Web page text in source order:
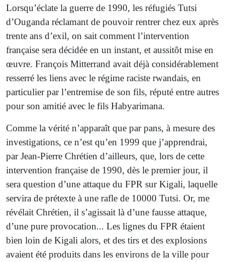
Lorsqu’éclate la guerre de 1990, les réfugiés Tutsi
d’Ouganda réclamant de pouvoir rentrer chez eux après
trente ans d’exil, on sait comment l’intervention
française sera décidée en un instant, et aussitôt mise en
œuvre. François Mitterrand avait déjà considérablement
resserré les liens avec le régime raciste rwandais, en
particulier par l’entremise de son fils, réputé entre autres
pour son amitié avec le fils Habyarimana.
Comme la vérité n’apparaît que par pans, à mesure des
investigations, ce n’est qu’en 1999 que j’apprendrai,
par Jean-Pierre Chrétien d’ailleurs, que, lors de cette
intervention française de 1990, dès le premier jour, il
sera question d’une attaque du FPR sur Kigali, laquelle
servira de prétexte à une rafle de 10000 Tutsi. Or, me
révélait Chrétien, il s’agissait là d’une fausse attaque,
d’une pure provocation... Les lignes du FPR étaient
bien loin de Kigali alors, et des tirs et des explosions
avaient été produits dans les environs de la ville pour